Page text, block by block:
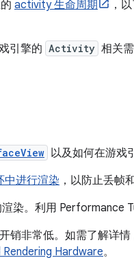
activity 生命周期
，
引擎的 Activity 相关
以及如何在游戏
中进行渲染 ，以防止丢帧
渲染。利用 Performance
销非常低。如需了解详
Hardware。